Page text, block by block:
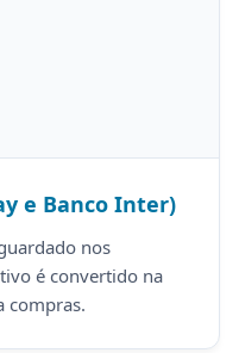
e Banco Inter)
nos
é convertido na
compras.